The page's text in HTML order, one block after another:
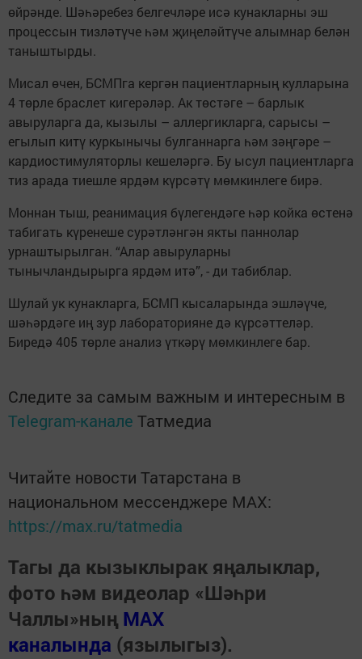
өйрәнде. Шәһәребез белгечләре исә кунакларны эш
процессын тизләтүче һәм җиңеләйтүче алымнар белән
таныштырды.
Мисал өчен, БСМПга кергән пациентларның кулларына
4 төрле браслет кигерәләр. Ак төстәге – барлык
авыруларга да, кызылы – аллергикларга, сарысы –
егылып китү куркынычы булганнарга һәм зәңгәре –
кардиостимуляторлы кешеләргә. Бу ысул пациентларга
тиз арада тиешле ярдәм күрсәтү мөмкинлеге бирә.
Моннан тыш, реанимация бүлегендәге һәр койка өстенә
табигать күренеше сурәтләнгән якты паннолар
урнаштырылган. “Алар авыруларны
тынычландырырга ярдәм итә”, - ди табиблар.
Шулай ук кунакларга, БСМП кысаларында эшләүче,
шәһәрдәге иң зур лабораторияне дә күрсәттеләр.
Биредә 405 төрле анализ үткәрү мөмкинлеге бар.
Следите за самым важным и интересным в
Telegram-канале Татмедиа
Читайте новости Татарстана в
национальном мессенджере MАХ:
https://max.ru/tatmedia
Тагы да кызыклырак яңалыклар,
фото һәм видеолар «Шәһри
Чаллы»ның MAX
каналында (язылыгыз).